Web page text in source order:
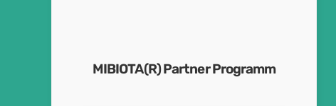
MIBIOTA(R) Partner Programm